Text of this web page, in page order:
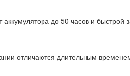
до 50 часов и быстрой
отличаются длительным